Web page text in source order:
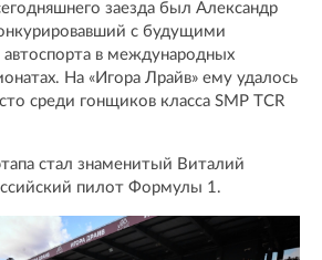
заезда был Александр
с будущими
в международных
На «Игора Лрайв» ему удалось
среди гонщиков класса SMP TCR
стал знаменитый Виталий
пилот Формулы 1.